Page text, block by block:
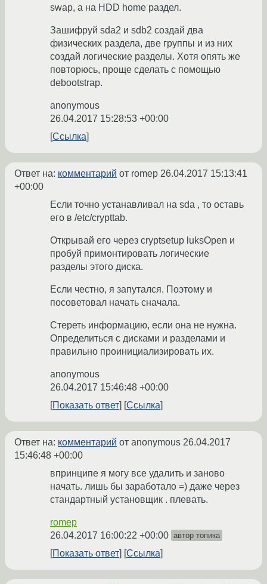
swap, а на HDD home раздел.
Зашифруй sda2 и sdb2 создай два
физических раздела, две группы и из них
создай логические разделы. Хотя опять же
повторюсь, проще сделать с помощью
debootstrap.
anonymous
26.04.2017 15:28:53 +00:00
Ссылка
Ответ на: комментарий от romep 26.04.2017 15:13:41
+00:00
Если точно устанавливал на sda , то оставь
его в /etc/crypttab.
Открывай его через cryptsetup luksOpen и
пробуй примонтировать логические
разделы этого диска.
Если честно, я запутался. Поэтому и
посоветовал начать сначала.
Стереть информацию, если она не нужна.
Определиться с дисками и разделами и
правильно проинициализировать их.
anonymous
26.04.2017 15:46:48 +00:00
Показать ответ
Ссылка
Ответ на: комментарий от anonymous 26.04.2017
15:46:48 +00:00
впринципе я могу все удалить и заново
начать. лишь бы заработало =) даже через
стандартный установщик . плевать.
romep
26.04.2017 16:00:22 +00:00 автор топика
Показать ответ Ссылка